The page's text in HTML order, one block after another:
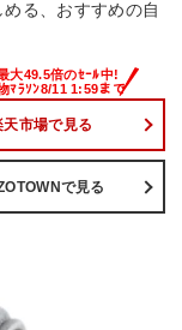
る、おすすめの自
天市場で見る
で見る